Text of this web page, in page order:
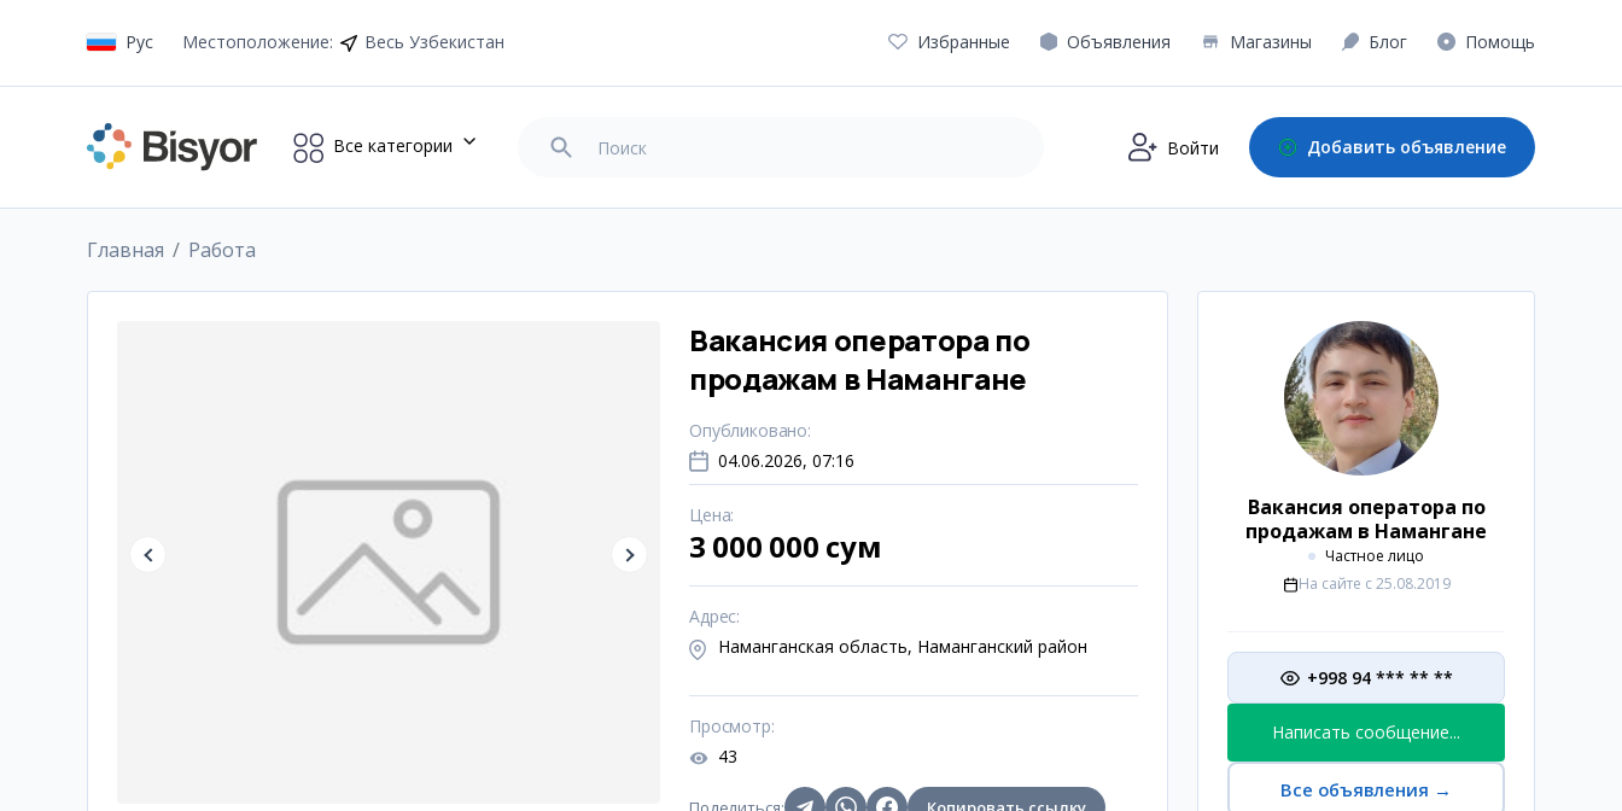
Рус Местоположение: Весь Узбекистан Избранные Объявления Магазины Блог Помощь
Все категории Войти Добавить объявление
Главная Работа
Вакансия оператора по
продажам в Намангане
Опубликовано:
04.06.2026, 07:16
Цена:
3 000 000 сум
Адрес:
Наманганская область, Наманганский район
Просмотр:
43
Вакансия оператора по
продажам в Намангане
Частное лицо
На сайте с 25.08.2019
+998 94 *** ** **
Написать сообщение...
Все объявления →